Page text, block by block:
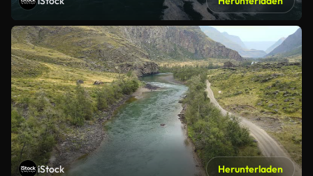
iStock Herunterladen